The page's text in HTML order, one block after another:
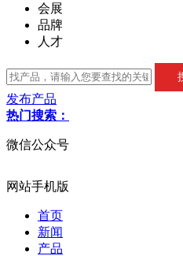
会展
品牌
人才
发布产品
热门搜索：
微信公众号
网站手机版
首页
新闻
产品